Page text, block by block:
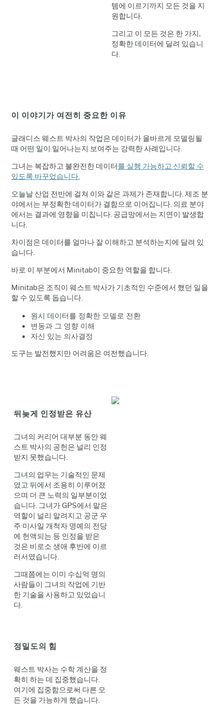
템에 이르기까지 모든 것을 지
원합니다.
그리고 이 모든 것은 한 가지,
정확한 데이터에 달려 있습니
다.
이 이야기가 여전히 중요한 이유
글래디스 웨스트 박사의 작업은 데이터가 올바르게 모델링될
때 어떤 일이 일어나는지 보여주는 강력한 사례입니다.
그녀는 복잡하고 불완전한 데이터를 실행 가능하고 신뢰할 수
있도록 바꾸었습니다.
오늘날 산업 전반에 걸쳐 이와 같은 과제가 존재합니다. 제조 분
야에서는 부정확한 데이터가 결함으로 이어집니다. 의료 분야
에서는 결과에 영향을 미칩니다. 공급망에서는 지연이 발생합
니다.
차이점은 데이터를 얼마나 잘 이해하고 분석하는지에 달려 있
습니다.
바로 이 부분에서 Minitab이 중요한 역할을 합니다.
Minitab은 조직이 웨스트 박사가 기초적인 수준에서 했던 일을
할 수 있도록 돕습니다.
원시 데이터를 정확한 모델로 전환
변동과 그 영향 이해
자신 있는 의사결정
도구는 발전했지만 어려움은 여전했습니다.
뒤늦게 인정받은 유산
그녀의 커리어 대부분 동안 웨
스트 박사의 공헌은 널리 인정
받지 못했습니다.
그녀의 업무는 기술적인 문제
였고 뒤에서 조용히 이루어졌
으며 더 큰 노력의 일부분이었
습니다. 그녀가 GPS에서 맡은
역할이 널리 알려지고 공군 우
주·미사일 개척자 명예의 전당
에 헌액되는 등 인정을 받은
것은 비로소 생애 후반에 이르
러서였습니다.
그때쯤에는 이미 수십억 명의
사람들이 그녀의 작업에 기반
한 기술을 사용하고 있었습니
다.
정밀도의 힘
웨스트 박사는 수학 계산을 정
확히 하는 데 집중했습니다.
여기에 집중함으로써 다른 모
든 것을 가능하게 했습니다.